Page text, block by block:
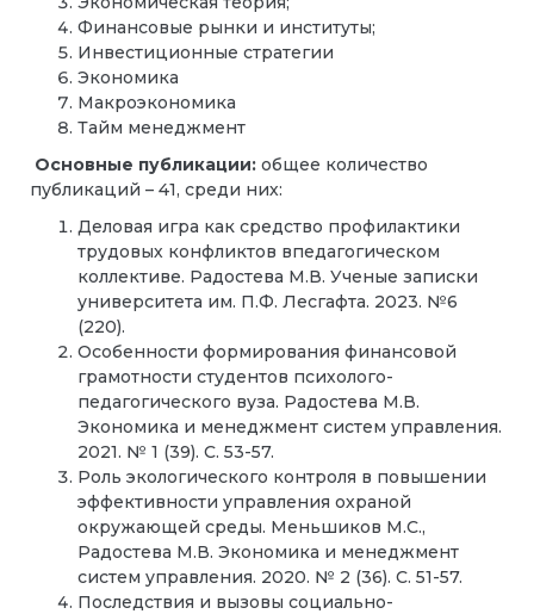
Финансовые рынки и институты;
Инвестиционные стратегии
Экономика
Макроэкономика
Тайм менеджмент
Основные публикации: общее количество
публикаций – 41, среди них:
Деловая игра как средство профилактики
трудовых конфликтов впедагогическом
коллективе. Радостева М.В. Ученые записки
университета им. П.Ф. Лесгафта. 2023. №6
(220).
Особенности формирования финансовой
грамотности студентов психолого-
педагогического вуза. Радостева М.В.
Экономика и менеджмент систем управления.
2021. № 1 (39). С. 53-57.
Роль экологического контроля в повышении
эффективности управления охраной
окружающей среды. Меньшиков М.С.,
Радостева М.В. Экономика и менеджмент
систем управления. 2020. № 2 (36). С. 51-57.
Последствия и вызовы социально-